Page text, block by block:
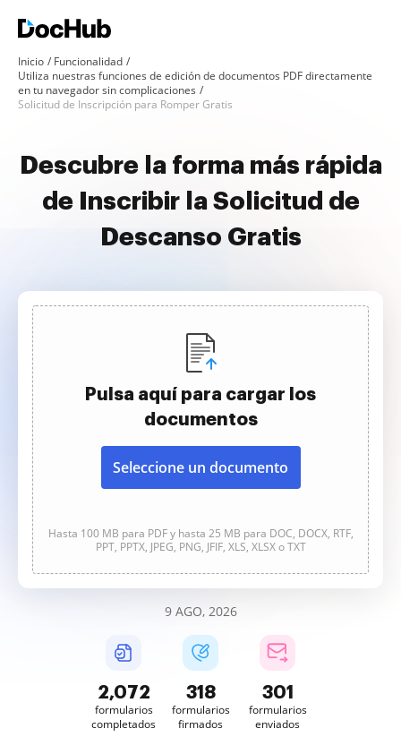
Inicio
Funcionalidad
Utiliza nuestras funciones de edición de documentos PDF directamente
en tu navegador sin complicaciones
Solicitud de Inscripción para Romper Gratis
Descubre la forma más rápida
de Inscribir la Solicitud de
Descanso Gratis
Pulsa aquí para cargar los
documentos
Seleccione un documento
Hasta 100 MB para PDF y hasta 25 MB para DOC, DOCX, RTF,
PPT, PPTX, JPEG, PNG, JFIF, XLS, XLSX o TXT
9 AGO, 2026
2,072
formularios
completados
318
formularios
firmados
301
formularios
enviados